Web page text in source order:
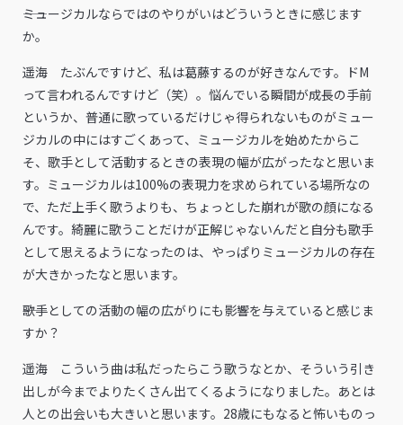
――ミュージカルならではのやりがいはどういうときに感じます
か。
遥海 たぶんですけど、私は葛藤するのが好きなんです。ドM
って言われるんですけど（笑）。悩んでいる瞬間が成長の手前
というか、普通に歌っているだけじゃ得られないものがミュー
ジカルの中にはすごくあって、ミュージカルを始めたからこ
そ、歌手として活動するときの表現の幅が広がったなと思いま
す。ミュージカルは100%の表現力を求められている場所なの
で、ただ上手く歌うよりも、ちょっとした崩れが歌の顔になる
んです。綺麗に歌うことだけが正解じゃないんだと自分も歌手
として思えるようになったのは、やっぱりミュージカルの存在
が大きかったなと思います。
――歌手としての活動の幅の広がりにも影響を与えていると感じま
すか？
遥海 こういう曲は私だったらこう歌うなとか、そういう引き
出しが今までよりたくさん出てくるようになりました。あとは
人との出会いも大きいと思います。28歳にもなると怖いものっ